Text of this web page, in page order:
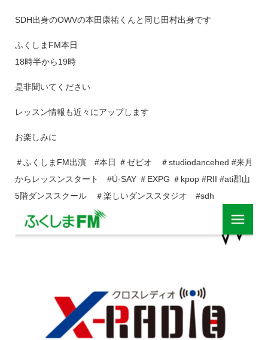
SDH出身のOWVの本田康祐くんと同じ田村出身です
ふくしまFM本日
18時半から19時
是非聞いてください
レッスン情報も近々にアップします
お楽しみに
＃ふくしまFM出演 #本日 ＃ゼビオ ＃studiodancehed #来月
からレッスンスタート #Ü-SAY ＃EXPG ＃kpop #RII #ati郡山
5階ダンススクール ＃楽しいダンススタジオ #sdh